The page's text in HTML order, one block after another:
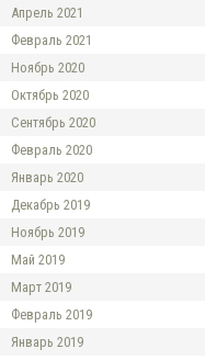
Апрель 2021
Февраль 2021
Ноябрь 2020
Октябрь 2020
Сентябрь 2020
Февраль 2020
Январь 2020
Декабрь 2019
Ноябрь 2019
Май 2019
Март 2019
Февраль 2019
Январь 2019